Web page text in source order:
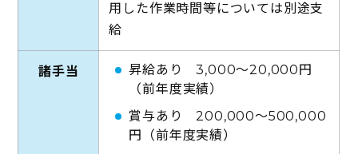
用した作業時間等については別途支
給
諸手当
昇給あり 3,000～20,000円
（前年度実績）
賞与あり 200,000〜500,000
円（前年度実績）